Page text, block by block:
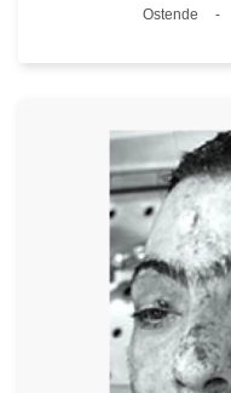
Standort
Ostende